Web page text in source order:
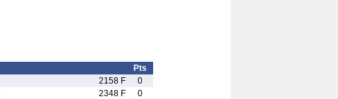
Pts
2158 F
0
2348 F
0